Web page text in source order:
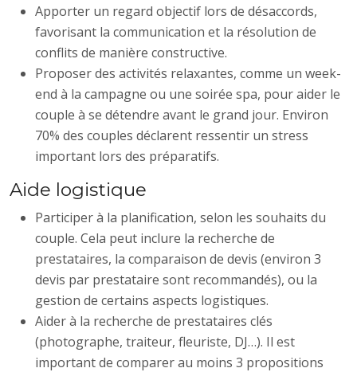
Apporter un regard objectif lors de désaccords,
favorisant la communication et la résolution de
conflits de manière constructive.
Proposer des activités relaxantes, comme un week-
end à la campagne ou une soirée spa, pour aider le
couple à se détendre avant le grand jour. Environ
70% des couples déclarent ressentir un stress
important lors des préparatifs.
Aide logistique
Participer à la planification, selon les souhaits du
couple. Cela peut inclure la recherche de
prestataires, la comparaison de devis (environ 3
devis par prestataire sont recommandés), ou la
gestion de certains aspects logistiques.
Aider à la recherche de prestataires clés
(photographe, traiteur, fleuriste, DJ…). Il est
important de comparer au moins 3 propositions